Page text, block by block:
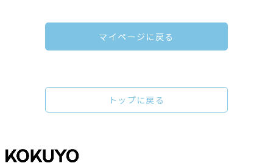
マイページに戻る
トップに戻る